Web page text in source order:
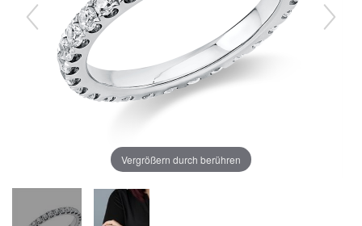
Vergrößern durch berühren